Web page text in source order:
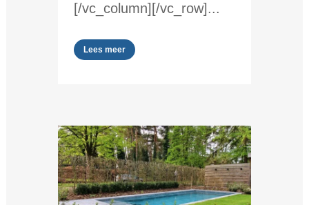
[/vc_column][/vc_row]...
Lees meer